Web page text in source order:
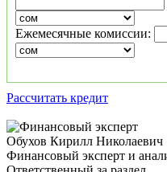
Ежемесячные комиссии:
Рассчитать кредит
Обухов Кирилл Николаевич
Финансовый эксперт и